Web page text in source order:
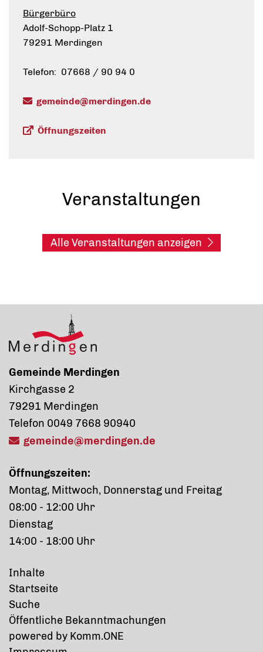
Bürgerbüro
Adolf-Schopp-Platz 1
79291 Merdingen
Telefon: 07668 / 90 94 0
gemeinde@merdingen.de
Öffnungszeiten
Veranstaltungen
Alle Veranstaltungen anzeigen
Gemeinde Merdingen
Kirchgasse 2
79291 Merdingen
Telefon 0049 7668 90940
gemeinde@merdingen.de
Öffnungszeiten:
Montag, Mittwoch, Donnerstag und Freitag
08:00 - 12:00 Uhr
Dienstag
14:00 - 18:00 Uhr
Inhalte
Startseite
Suche
Öffentliche Bekanntmachungen
powered by Komm.ONE